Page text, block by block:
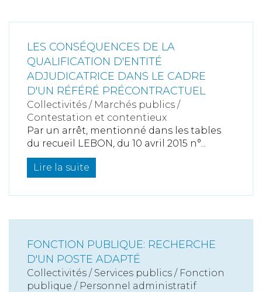
LES CONSÉQUENCES DE LA
QUALIFICATION D'ENTITÉ
ADJUDICATRICE DANS LE CADRE
D'UN RÉFÉRÉ PRÉCONTRACTUEL
Collectivités / Marchés publics /
Contestation et contentieux
Par un arrêt, mentionné dans les tables
du recueil LEBON, du 10 avril 2015 n°...
Lire la suite
FONCTION PUBLIQUE: RECHERCHE
D'UN POSTE ADAPTÉ
Collectivités / Services publics / Fonction
publique / Personnel administratif